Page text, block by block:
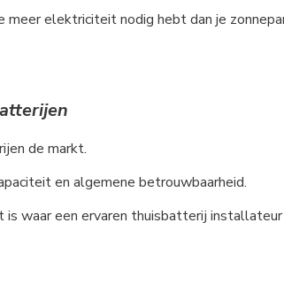
elektriciteit nodig hebt dan je
de markt.
en algemene betrouwbaarheid.
waar een ervaren thuisbatterij